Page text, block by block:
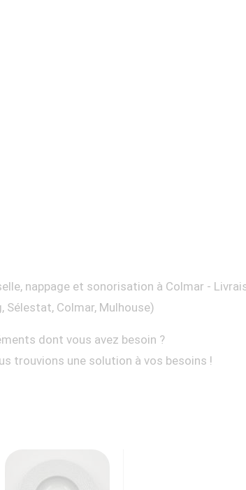
nappage et sonorisation à Colmar -
Sélestat, Colmar, Mulhouse)
dont vous avez besoin ?
trouvions une solution à vos besoins !